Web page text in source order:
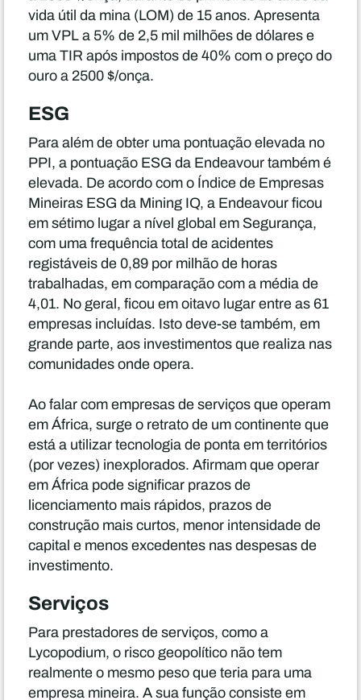
vida útil da mina (LOM) de 15 anos. Apresenta
um VPL a 5% de 2,5 mil milhões de dólares e
uma TIR após impostos de 40% com o preço do
ouro a 2500 $/onça.
ESG
Para além de obter uma pontuação elevada no
PPI, a pontuação ESG da Endeavour também é
elevada. De acordo com o Índice de Empresas
Mineiras ESG da Mining IQ, a Endeavour ficou
em sétimo lugar a nível global em Segurança,
com uma frequência total de acidentes
registáveis de 0,89 por milhão de horas
trabalhadas, em comparação com a média de
4,01. No geral, ficou em oitavo lugar entre as 61
empresas incluídas. Isto deve-se também, em
grande parte, aos investimentos que realiza nas
comunidades onde opera.
Ao falar com empresas de serviços que operam
em África, surge o retrato de um continente que
está a utilizar tecnologia de ponta em territórios
(por vezes) inexplorados. Afirmam que operar
em África pode significar prazos de
licenciamento mais rápidos, prazos de
construção mais curtos, menor intensidade de
capital e menos excedentes nas despesas de
investimento.
Serviços
Para prestadores de serviços, como a
Lycopodium, o risco geopolítico não tem
realmente o mesmo peso que teria para uma
empresa mineira. A sua função consiste em